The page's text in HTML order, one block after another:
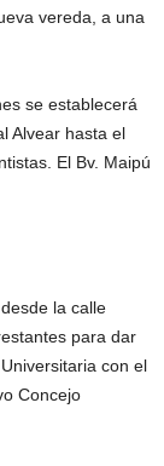
vereda, a una
se establecerá
Alvear hasta el
El Bv. Maipú
la calle
para dar
con el
Concejo